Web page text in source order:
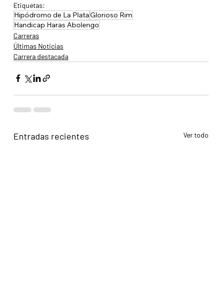
Etiquetas:
Hipódromo de La PlataGlorioso Rim
Handicap Haras Abolengo
Carreras
Últimas Noticias
Carrera destacada
Entradas recientes Ver todo